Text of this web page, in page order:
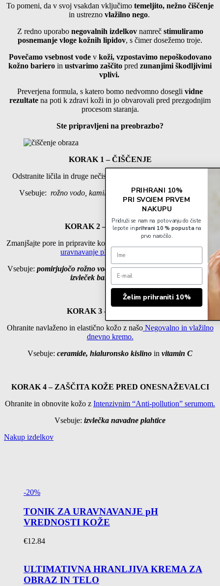
To pomeni, da v svoj vsakdan vključimo temeljito, nežno čiščenje
in ustrezno vlažilno nego.
Z redno uporabo negovalnih izdelkovnamreč stimuliramo
posnemanje vloge kožnih lipidov, s čimer dosežemo troje.
Povečamo vsebnost vodev koži, vzpostavimo nepoškodovano
kožno bariero in ustvarimo zaščito pred zunanjimi škodljivimi
vplivi.
Preverjena formula, s katero bomo nedvomno dosegli vidne
rezultate na poti k zdravi koži in jo obvarovali pred prezgodnjim
procesom staranja.
Ste pripravljeni na preobrazbo?
KORAK 1 – ČIŠČENJE
Odstranite ličila in druge nečistoče z našo
Vsebuje: rožno vodo, kamilico izvleček ognjičainkumare
KORAK 2 – TONIRANJE
Zmanjšajte pore in pripravite kožo na vlaženje
uravnavanje pH-vrednosti kože.
Vsebuje: pomirjujočo rožno vodo, vlažilno hialuronsko kislino
in
izvleček barjanske robide
KORAK 3 – VLAŽENJE
Ohranite navlaženo in elastično kožo z našoNegovalno in vlažilno
dnevno kremo.
Vsebuje: ceramide, hialuronsko kislino in vitamin C
KORAK 4 – ZAŠČITA KOŽE PRED ONESNAŽEVALCI
Ohranite in obnovite kožo z Intenzivnim “Anti-pollution” serumom.
Vsebuje: izvlečka navadne plahtice
Nakup izdelkov
-20%
TONIK ZA URAVNAVANJE pH
VREDNOSTI KOŽE
€12.84
ULTIMATIVNA HRANLJIVA KREMA ZA
OBRAZ IN TELO
PRIHRANI 10%
PRI SVOJEM PRVEM
NAKUPU
Pridruži se nam na potovanju do čiste
lepote inprihrani 10 % popustana
prvo naročilo.
Želim prihraniti 10%